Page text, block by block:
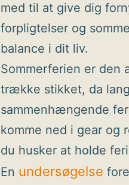
med til at give dig
forpligtelser og
balance i dit liv.
Sommerferien er den
trække stikket, da
sammenhængende
komme ned i gear og
du husker at holde
En undersøgelse